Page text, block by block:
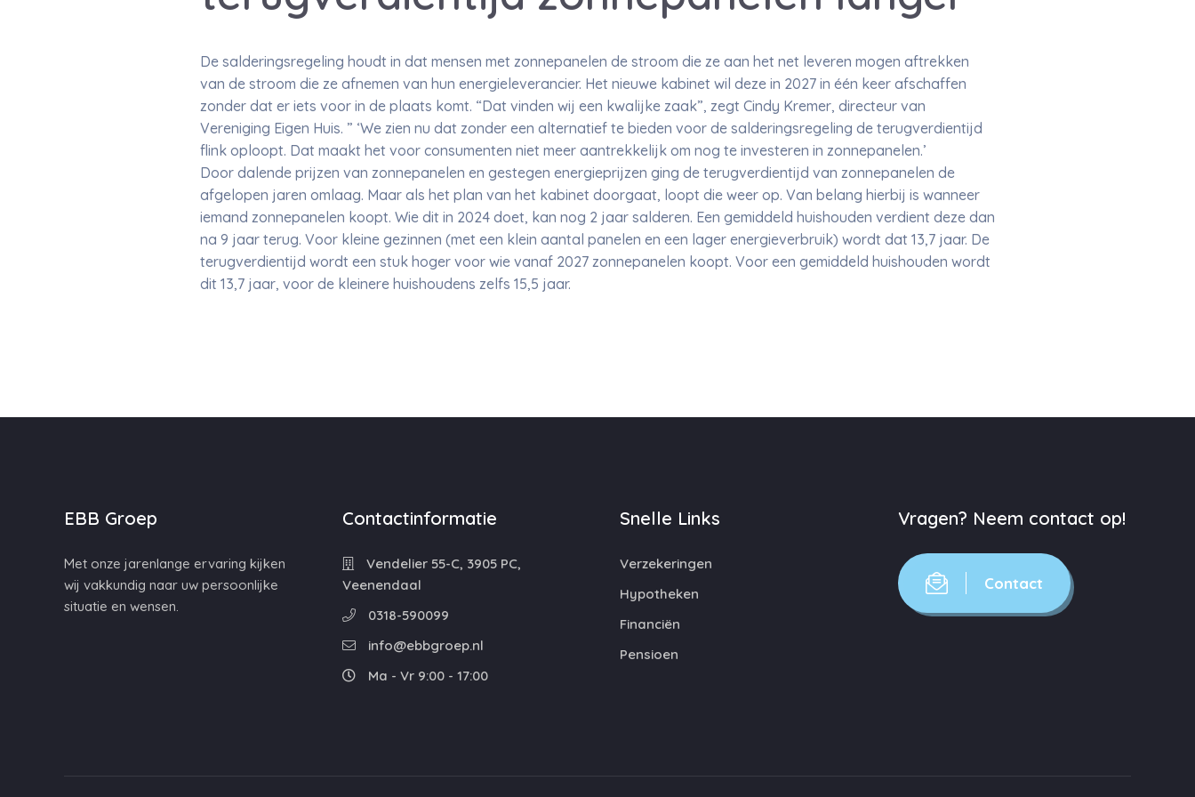
De salderingsregeling houdt in dat mensen met zonnepanelen de stroom die ze aan het net leveren mogen aftrekken
van de stroom die ze afnemen van hun energieleverancier. Het nieuwe kabinet wil deze in 2027 in één keer afschaffen
zonder dat er iets voor in de plaats komt. “Dat vinden wij een kwalijke zaak”, zegt Cindy Kremer, directeur van
Vereniging Eigen Huis. ” ‘We zien nu dat zonder een alternatief te bieden voor de salderingsregeling de terugverdientijd
flink oploopt. Dat maakt het voor consumenten niet meer aantrekkelijk om nog te investeren in zonnepanelen.’
Door dalende prijzen van zonnepanelen en gestegen energieprijzen ging de terugverdientijd van zonnepanelen de
afgelopen jaren omlaag. Maar als het plan van het kabinet doorgaat, loopt die weer op. Van belang hierbij is wanneer
iemand zonnepanelen koopt. Wie dit in 2024 doet, kan nog 2 jaar salderen. Een gemiddeld huishouden verdient deze dan
na 9 jaar terug. Voor kleine gezinnen (met een klein aantal panelen en een lager energieverbruik) wordt dat 13,7 jaar. De
terugverdientijd wordt een stuk hoger voor wie vanaf 2027 zonnepanelen koopt. Voor een gemiddeld huishouden wordt
dit 13,7 jaar, voor de kleinere huishoudens zelfs 15,5 jaar.
EBB Groep
Met onze jarenlange ervaring kijken
wij vakkundig naar uw persoonlijke
situatie en wensen.
Contactinformatie
Vendelier 55-C, 3905 PC,
Veenendaal
0318-590099
info@ebbgroep.nl
Ma - Vr 9:00 - 17:00
Snelle Links
Verzekeringen
Hypotheken
Financiën
Pensioen
Vragen? Neem contact op!
Contact